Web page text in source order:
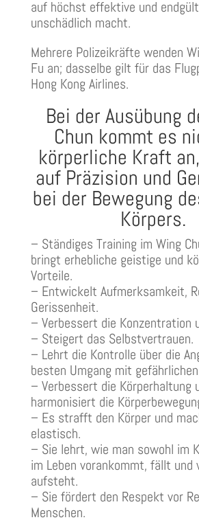
auf höchst effektive und
unschädlich macht.
Mehrere Polizeikräfte wenden
Fu an; dasselbe gilt für das
Hong Kong Airlines.
Bei der Ausübung
Chun kommt es
körperliche Kraft
auf Präzision und
bei der Bewegung
Körpers.
– Ständiges Training im Wing
bringt erhebliche geistige und
Vorteile.
– Entwickelt Aufmerksamkeit,
Gerissenheit.
– Verbessert die Konzentration
– Steigert das Selbstvertrauen.
– Lehrt die Kontrolle über die
besten Umgang mit
– Verbessert die Körperhaltung
harmonisiert die
– Es strafft den Körper und
elastisch.
– Sie lehrt, wie man sowohl im
im Leben vorankommt, fällt und
aufsteht.
– Sie fördert den Respekt vor
Menschen.